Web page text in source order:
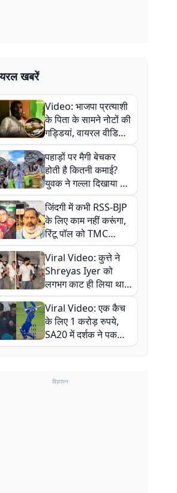
खबरें
Video: भाजपा प्रत्याशी
के पिता के सामने नोटों की
गड्डियां, वायरल वीडियो
से राजनीति में उबाल,
अजित महतो बोले- TMC
की गंदी चाल
पहाड़ों पर मैगी बेचकर
होती है कितनी कमाई?
युवक ने गल्ला दिखाया तो
नौकरी वालों के खड़े हो गए
कान
जिंदगी में कभी RSS-BJP
के लिए काम नहीं करूंगा,
रिंटू पॉल को TMC
ऑफिस में ले जाकर पीटा,
Video वायरल
Viral Video: कुत्ते ने
Shreyas Iyer को
लगभग काट ही लिया था,
न्यूजीलैंड सीरीज से पहले
बाल-बाल बचे
Viral Video: एक कैच
के लिए 1 करोड़ रुपये,
SA20 में दर्शक ने पकड़ा
एक हाथ से गजब का कैच
विज्ञापन